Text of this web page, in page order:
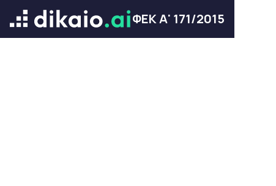
ΦΕΚ Α' 171/2015